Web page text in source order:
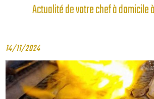
Actualité de votre chef à domicile
14/11/2024